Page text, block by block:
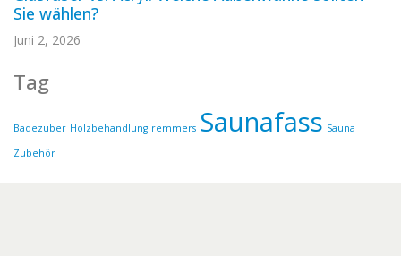
Sie wählen?
Juni 2, 2026
Tag
Badezuber Holzbehandlung remmers Saunafass Sauna
Zubehör